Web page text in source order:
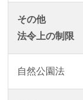
その他
法令上の制限
自然公園法